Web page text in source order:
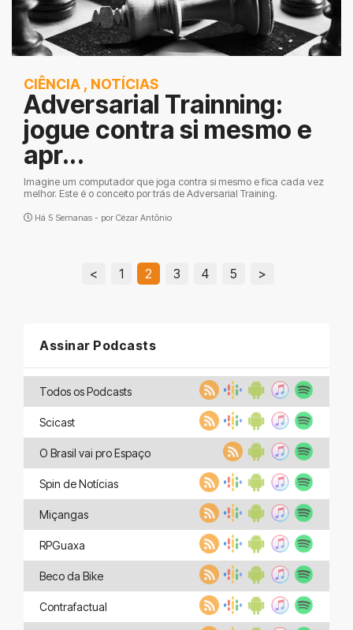
CIÊNCIA , NOTÍCIAS
Adversarial Trainning:
jogue contra si mesmo e
apr...
Imagine um computador que joga contra si mesmo e fica cada vez
melhor. Este é o conceito por trás de Adversarial Training.
Há 5 Semanas - por Cézar Antônio
< 1 2 3 4 5 >
Assinar Podcasts
Todos os Podcasts
Scicast
O Brasil vai pro Espaço
Spin de Notícias
Miçangas
RPGuaxa
Beco da Bike
Contrafactual